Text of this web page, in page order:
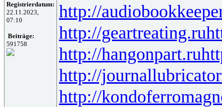
Registrierdatum:
22.11.2023,
07:10
Beiträge:
591758
http://
http://geartreating.ru
http://hangonpart.ru
http://
http://